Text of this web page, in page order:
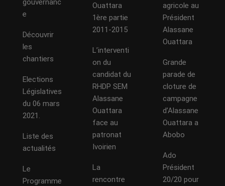
gouvernanc
e
Découvrir
les
chantiers
Elections
Législatives
du 06 mars
2021.
Liste des
actualités
Le
Programme
Ouattara
1ère partie
2011-2015
L’interventi
on du
candidat du
RHDP SEM
Alassane
Ouattara
face au
patronat
Ivoirien
La
rencontre
agricole au
Président
Alassane
Ouattara
Grande
parade de
cloture de
campagne
d’Alassane
Ouattara a
Abobo
Ado
Président
20/20 pour